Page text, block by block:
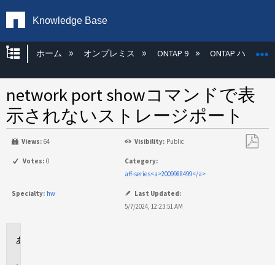
Knowledge Base
グローバル階層を展開/折りたたむ
ホーム オンプレミス ONTAP 9 ONTAP ハード
network port showコマンドで表
示されないストレージポート
Views: 64 Visibility: Public
Votes: 0
Category:
aff-series<a>2009988499</a>
Specialty: hw
Last Updated:
5/7/2024, 12:23:51 AM